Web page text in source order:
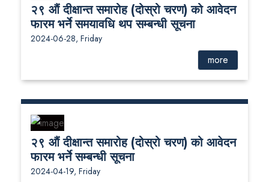
२९ औं दीक्षान्त समारोह (दोस्रो चरण) को आवेदन
फारम भर्ने समयावधि थप सम्बन्धी सूचना
2024-06-28, Friday
more
२९ औं दीक्षान्त समारोह (दोस्रो चरण) को आवेदन
फारम भर्ने सम्बन्धी सूचना
2024-04-19, Friday